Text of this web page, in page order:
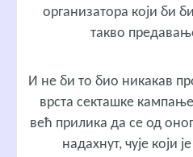
организатора који би
такво
И не би то био никакав
врста секташке
већ прилика да се од
надахнут, чује који